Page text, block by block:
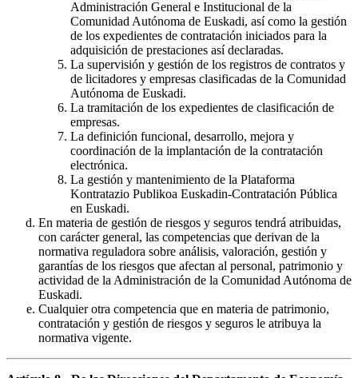
Administración General e Institucional de la
Comunidad Autónoma de Euskadi, así como la gestión
de los expedientes de contratación iniciados para la
adquisición de prestaciones así declaradas.
La supervisión y gestión de los registros de contratos y
de licitadores y empresas clasificadas de la Comunidad
Autónoma de Euskadi.
La tramitación de los expedientes de clasificación de
empresas.
La definición funcional, desarrollo, mejora y
coordinación de la implantación de la contratación
electrónica.
La gestión y mantenimiento de la Plataforma
Kontratazio Publikoa Euskadin-Contratación Pública
en Euskadi.
En materia de gestión de riesgos y seguros tendrá atribuidas,
con carácter general, las competencias que derivan de la
normativa reguladora sobre análisis, valoración, gestión y
garantías de los riesgos que afectan al personal, patrimonio y
actividad de la Administración de la Comunidad Autónoma de
Euskadi.
Cualquier otra competencia que en materia de patrimonio,
contratación y gestión de riesgos y seguros le atribuya la
normativa vigente.